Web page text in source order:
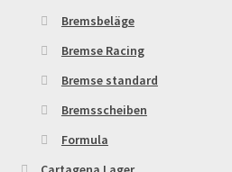
Bremsbeläge
Bremse Racing
Bremse standard
Bremsscheiben
Formula